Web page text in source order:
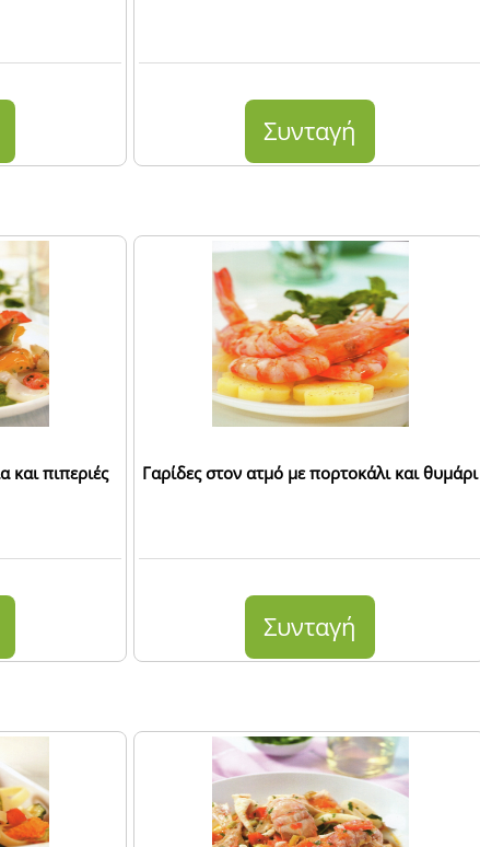
Συνταγή
και πιπεριές Γαρίδες στον ατμό με πορτοκάλι και θυμάρι
Συνταγή